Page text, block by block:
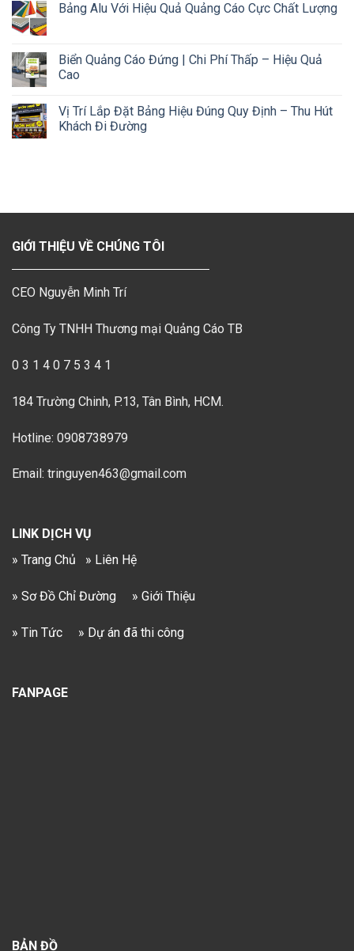
Bảng Alu Với Hiệu Quả Quảng Cáo Cực Chất Lượng
Biển Quảng Cáo Đứng | Chi Phí Thấp – Hiệu Quả
Cao
Vị Trí Lắp Đặt Bảng Hiệu Đúng Quy Định – Thu Hút
Khách Đi Đường
GIỚI THIỆU VỀ CHÚNG TÔI
CEO Nguyễn Minh Trí
Công Ty TNHH Thương mại Quảng Cáo TB
0 3 1 4 0 7 5 3 4 1
184 Trường Chinh, P.13, Tân Bình, HCM.
Hotline: 0908738979
Email: tringuyen463@gmail.com
LINK DỊCH VỤ
» Trang Chủ
» Liên Hệ
» Sơ Đồ Chỉ Đường » Giới Thiệu
» Tin Tức » Dự án đã thi công
FANPAGE
BẢN ĐỒ